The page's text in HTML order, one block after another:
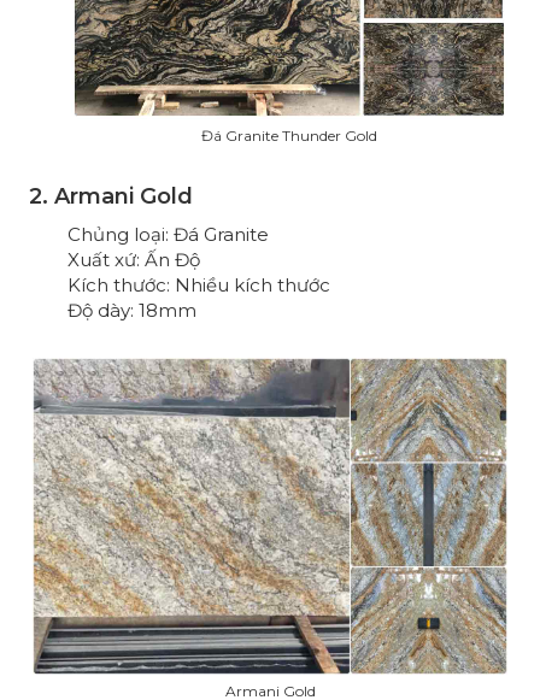
Đá Granite Thunder Gold
2. Armani Gold
Chủng loại: Đá Granite
Xuất xứ: Ấn Độ
Kích thước: Nhiều kích thước
Độ dày: 18mm
Armani Gold